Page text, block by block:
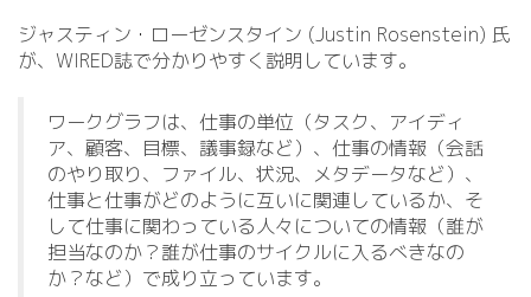
ジャスティン・ローゼンスタイン (Justin Rosenstein) 氏
が、WIRED誌で分かりやすく説明しています。
ワークグラフは、仕事の単位（タスク、アイディ
ア、顧客、目標、議事録など）、仕事の情報（会話
のやり取り、ファイル、状況、メタデータなど）、
仕事と仕事がどのように互いに関連しているか、そ
して仕事に関わっている人々についての情報（誰が
担当なのか？誰が仕事のサイクルに入るべきなの
か？など）で成り立っています。